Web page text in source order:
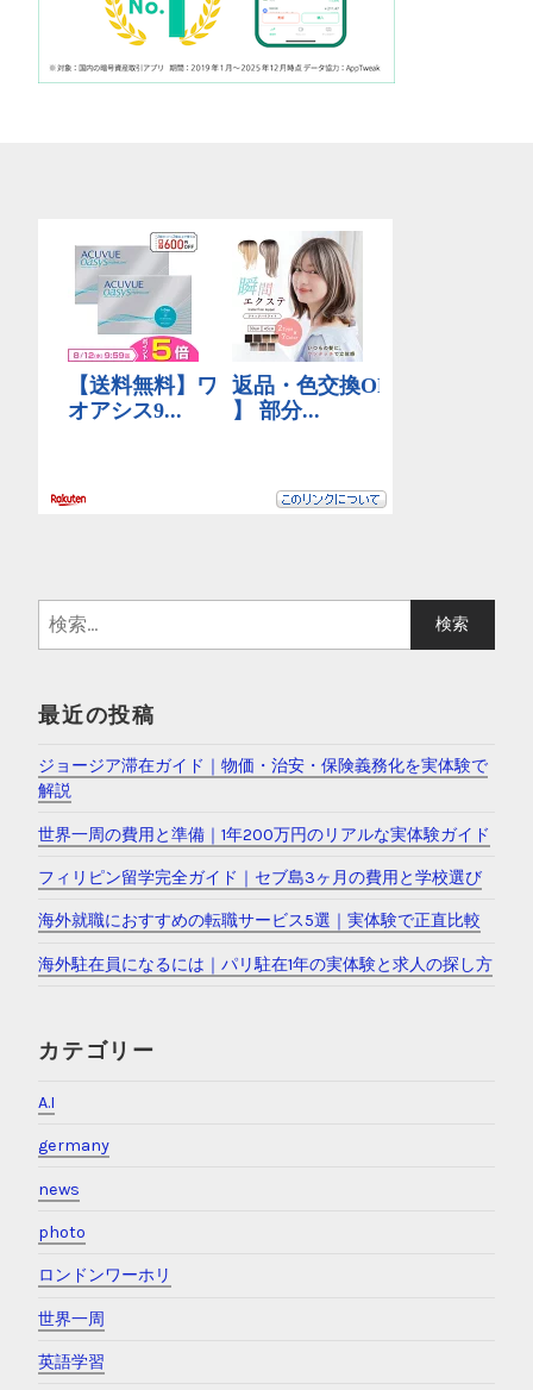
検
索
最近の投稿
ジョージア滞在ガイド｜物価・治安・保険義務化を実体験で
解説
世界一周の費用と準備｜1年200万円のリアルな実体験ガイド
フィリピン留学完全ガイド｜セブ島3ヶ月の費用と学校選び
海外就職におすすめの転職サービス5選｜実体験で正直比較
海外駐在員になるには｜パリ駐在1年の実体験と求人の探し方
カテゴリー
A.I
germany
news
photo
ロンドンワーホリ
世界一周
英語学習